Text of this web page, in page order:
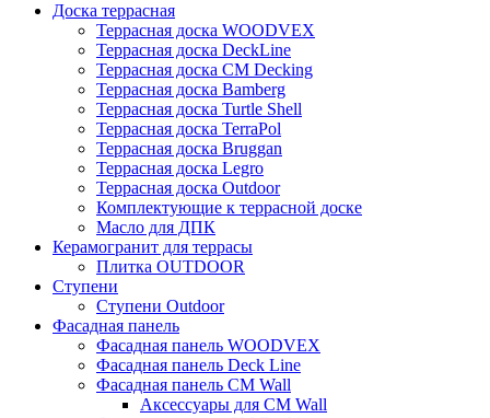
Доска террасная
Террасная доска WOODVEX
Террасная доска DeckLine
Террасная доска CM Decking
Террасная доска Bamberg
Террасная доска Turtle Shell
Террасная доска TerraPol
Террасная доска Bruggan
Террасная доска Legro
Террасная доска Outdoor
Комплектующие к террасной доске
Масло для ДПК
Керамогранит для террасы
Плитка OUTDOOR
Ступени
Ступени Outdoor
Фасадная панель
Фасадная панель WOODVEX
Фасадная панель Deck Line
Фасадная панель CM Wall
Аксессуары для CM Wall